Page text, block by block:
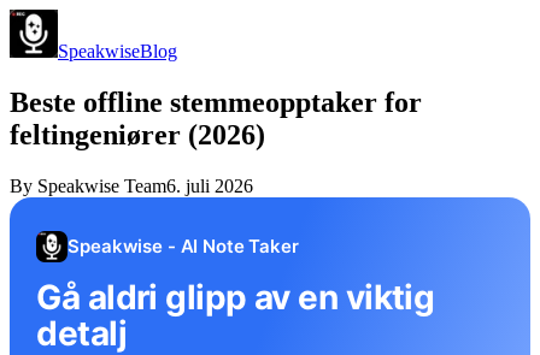
SpeakwiseBlog
Beste offline stemmeopptaker for
feltingeniører (2026)
By Speakwise Team6. juli 2026
Speakwise - AI Note Taker
Gå aldri glipp av en viktig
detalj